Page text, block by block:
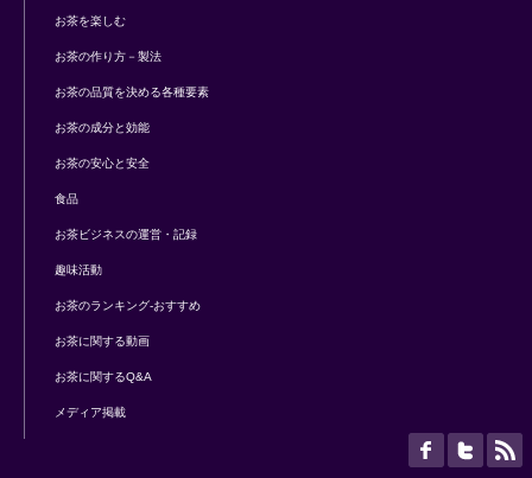
お茶を楽しむ
お茶の作り方－製法
お茶の品質を決める各種要素
お茶の成分と効能
お茶の安心と安全
食品
お茶ビジネスの運営・記録
趣味活動
お茶のランキング-おすすめ
お茶に関する動画
お茶に関するQ&A
メディア掲載